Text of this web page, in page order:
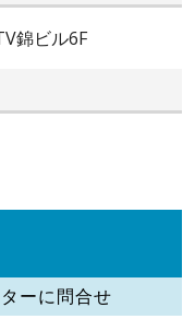
錦ビル6F
ーに問合せ